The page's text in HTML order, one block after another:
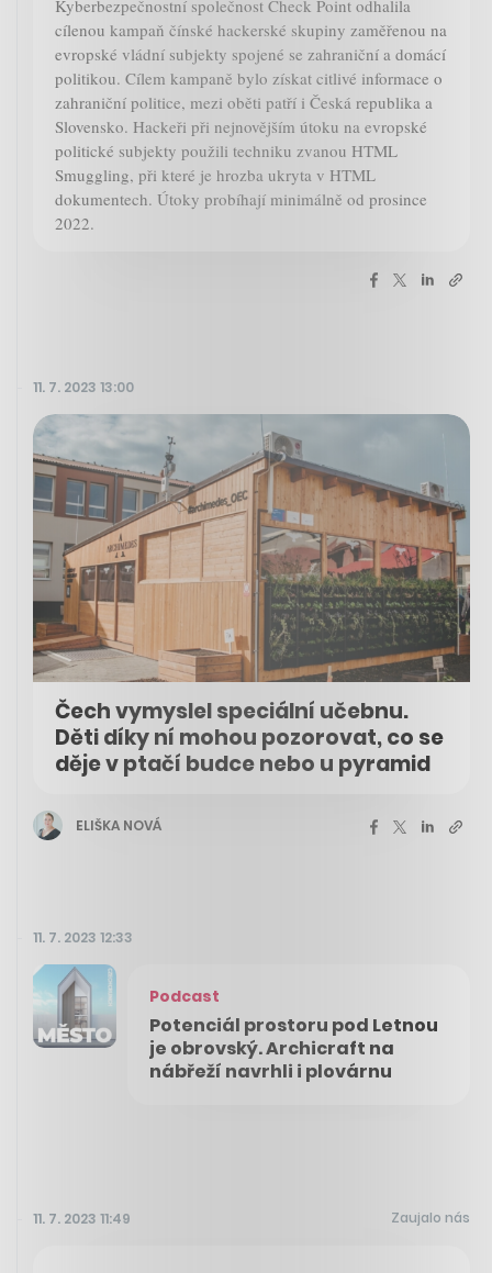
Kyberbezpečnostní společnost Check Point odhalila
cílenou kampaň čínské hackerské skupiny zaměřenou na
evropské vládní subjekty spojené se zahraniční a domácí
politikou. Cílem kampaně bylo získat citlivé informace o
zahraniční politice, mezi oběti patří i Česká republika a
Slovensko. Hackeři při nejnovějším útoku na evropské
politické subjekty použili techniku zvanou HTML
Smuggling, při které je hrozba ukryta v HTML
dokumentech. Útoky probíhají minimálně od prosince
2022.
11. 7. 2023 13:00
Čech vymyslel speciální učebnu.
Děti díky ní mohou pozorovat, co se
děje v ptačí budce nebo u pyramid
ELIŠKA NOVÁ
11. 7. 2023 12:33
Podcast
Potenciál prostoru pod Letnou
je obrovský. Archicraft na
nábřeží navrhli i plovárnu
11. 7. 2023 11:49 Zaujalo nás